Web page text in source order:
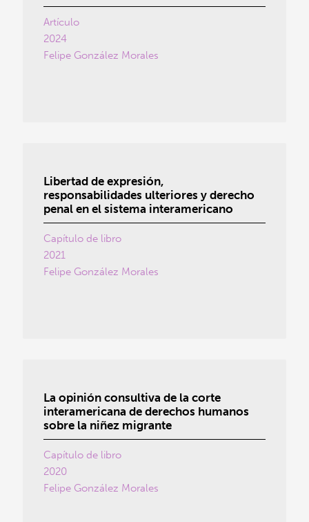
Artículo
2024
Felipe González Morales
Libertad de expresión,
responsabilidades ulteriores y derecho
penal en el sistema interamericano
Capítulo de libro
2021
Felipe González Morales
La opinión consultiva de la corte
interamericana de derechos humanos
sobre la niñez migrante
Capítulo de libro
2020
Felipe González Morales